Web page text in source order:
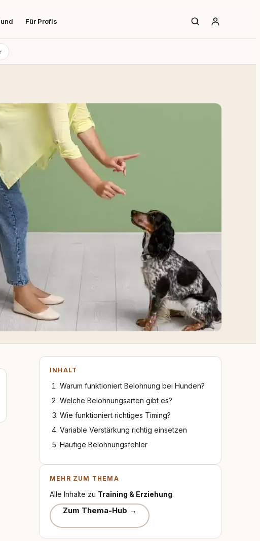
Für Profis
INHALT
Warum funktioniert Belohnung bei Hunden?
Welche Belohnungsarten gibt es?
Wie funktioniert richtiges Timing?
Variable Verstärkung richtig einsetzen
Häufige Belohnungsfehler
MEHR ZUM THEMA
Alle Inhalte zu Training & Erziehung.
Zum Thema-Hub →